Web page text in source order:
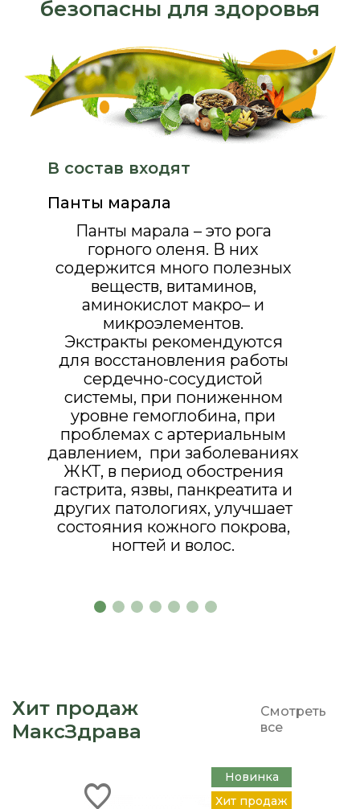
безопасны для здоровья
В состав входят
Панты марала
Панты марала – это рога
горного оленя. В них
содержится много полезных
веществ, витаминов,
аминокислот макро– и
микроэлементов.
Экстракты рекомендуются
для восстановления работы
сердечно-сосудистой
системы, при пониженном
уровне гемоглобина, при
проблемах с артериальным
давлением, при заболеваниях
ЖКТ, в период обострения
гастрита, язвы, панкреатита и
других патологиях, улучшает
состояния кожного покрова,
ногтей и волос.
Хит продаж
МаксЗдрава
Смотреть
все
Новинка
Хит продаж